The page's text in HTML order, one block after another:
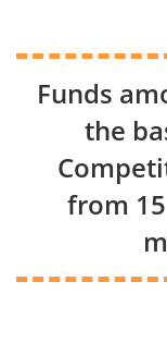
Funds
the
from